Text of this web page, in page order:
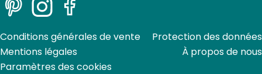
PinterestInstagramFacebook
Conditions générales de vente
Protection des données
Mentions légales
À propos de nous
Paramètres des cookies